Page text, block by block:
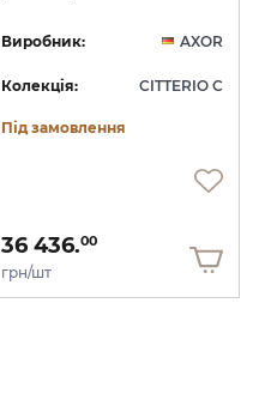
Виробник: AXOR
Колекція: CITTERIO C
Під замовлення
36 436.00
грн/шт